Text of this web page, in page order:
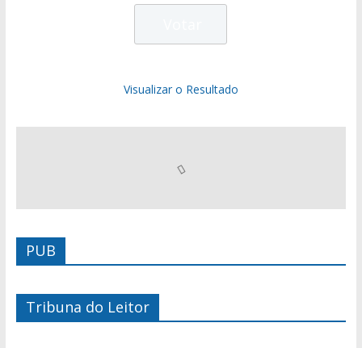
Visualizar o Resultado
PUB
Tribuna do Leitor